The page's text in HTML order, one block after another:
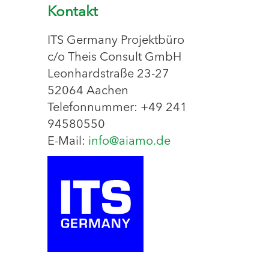
Kontakt
ITS Germany Projektbüro
c/o Theis Consult GmbH
Leonhardstraße 23-27
52064 Aachen
Telefonnummer: +49 241
94580550
E-Mail: info@aiamo.de